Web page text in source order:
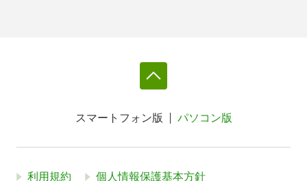
スマートフォン版 パソコン版
利用規約 個人情報保護基本方針